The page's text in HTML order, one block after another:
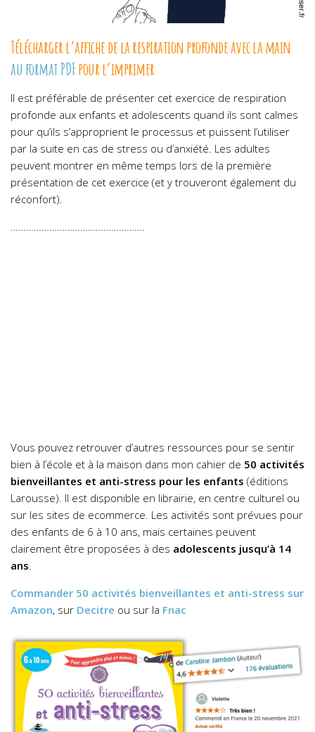
Télécharger l’affiche de la respiration profonde avec la main
au format PDFpour l’imprimer
Il est préférable de présenter cet exercice de respiration
profonde aux enfants et adolescents quand ils sont calmes
pour qu’ils s’approprient le processus et puissent l’utiliser
par la suite en cas de stress ou d’anxiété. Les adultes
peuvent montrer en même temps lors de la première
présentation de cet exercice (et y trouveront également du
réconfort).
Vous pouvez retrouver d’autres ressources pour se sentir
bien à l’école et à la maison dans mon cahier de 50 activités
bienveillantes et anti-stress pour les enfants (éditions
Larousse). Il est disponible en librairie, en centre culturel ou
sur les sites de ecommerce. Les activités sont prévues pour
des enfants de 6 à 10 ans, mais certaines peuvent
clairement être proposées à des adolescents jusqu’à 14
ans
Commander 50 activités bienveillantes et anti-stress sur
Amazon, sur Decitre ou sur la Fnac